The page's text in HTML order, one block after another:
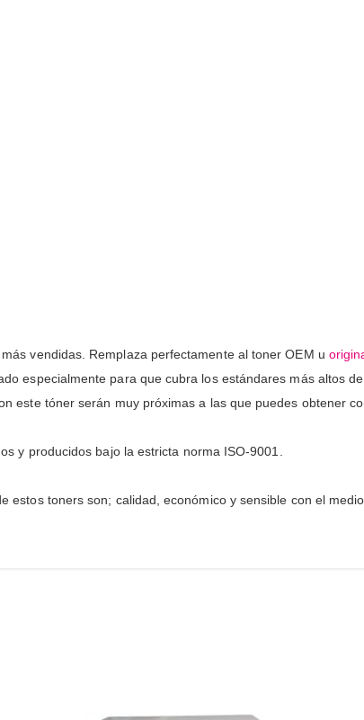
vendidas. Remplaza perfectamente al toner OEM u
especialmente para que cubra los estándares más altos
este tóner serán muy próximas a las que puedes obtener
y producidos bajo la estricta norma ISO-9001.
estos toners son; calidad, económico y sensible con el